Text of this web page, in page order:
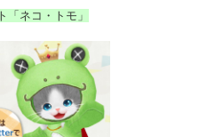
ネコ・トモ」